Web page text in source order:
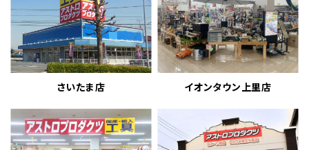
さいたま店 イオンタウン上里店